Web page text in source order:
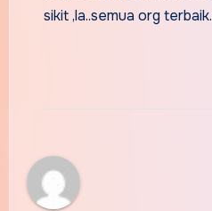
sikit ,la..semua org terbaik.